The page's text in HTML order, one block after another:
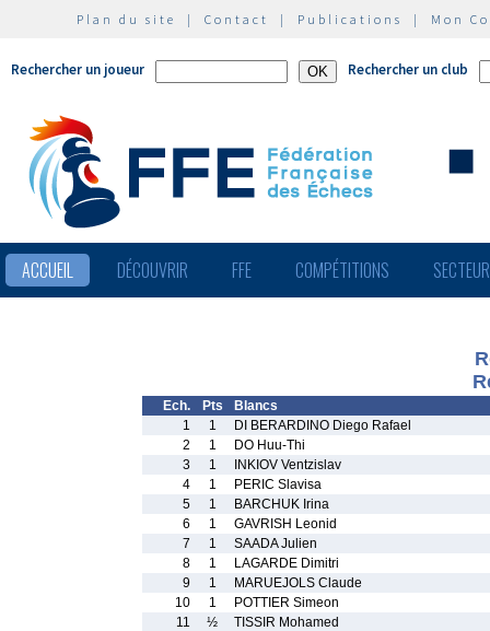
Plan du site | Contact | Publications | Mon
Rechercher un joueur Rechercher un club
ACCUEIL DÉCOUVRIR FFE COMPÉTITIONS
Ech. Pts
Blancs
1
1
DI BERARDINO Diego Rafael
2
1
DO Huu-Thi
3
1
INKIOV Ventzislav
4
1
PERIC Slavisa
5
1
BARCHUK Irina
6
1
GAVRISH Leonid
7
1
SAADA Julien
8
1
LAGARDE Dimitri
9
1
MARUEJOLS Claude
10
1
POTTIER Simeon
11
½
TISSIR Mohamed